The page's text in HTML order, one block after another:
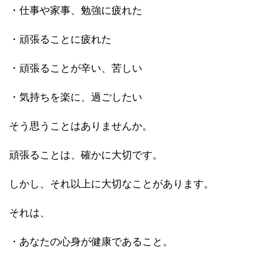
・仕事や家事、勉強に疲れた
・頑張ることに疲れた
・頑張ることが辛い、苦しい
・気持ちを楽に、過ごしたい
そう思うことはありませんか。
頑張ることは、確かに大切です。
しかし、それ以上に大切なことがあります。
それは、
・あなたの心身が健康であること。